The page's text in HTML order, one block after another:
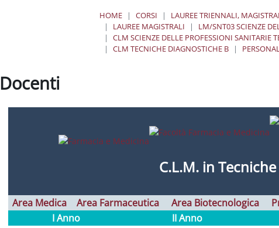
HOME CORSI LAUREE TRIENNALI,
LAUREE MAGISTRALI
LM/SNT03 SCIENZE
CLM SCIENZE DELLE PROFESSIONI SANITARIE
CLM TECNICHE DIAGNOSTICHE B
Docenti
C.L.M. in
Area Medica Area Farmaceutica Area Biotecnologica
I Anno
II Anno